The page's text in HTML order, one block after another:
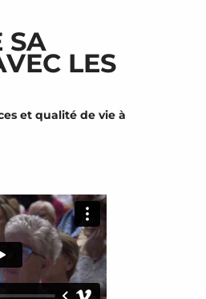
SA
LES
et qualité de vie à